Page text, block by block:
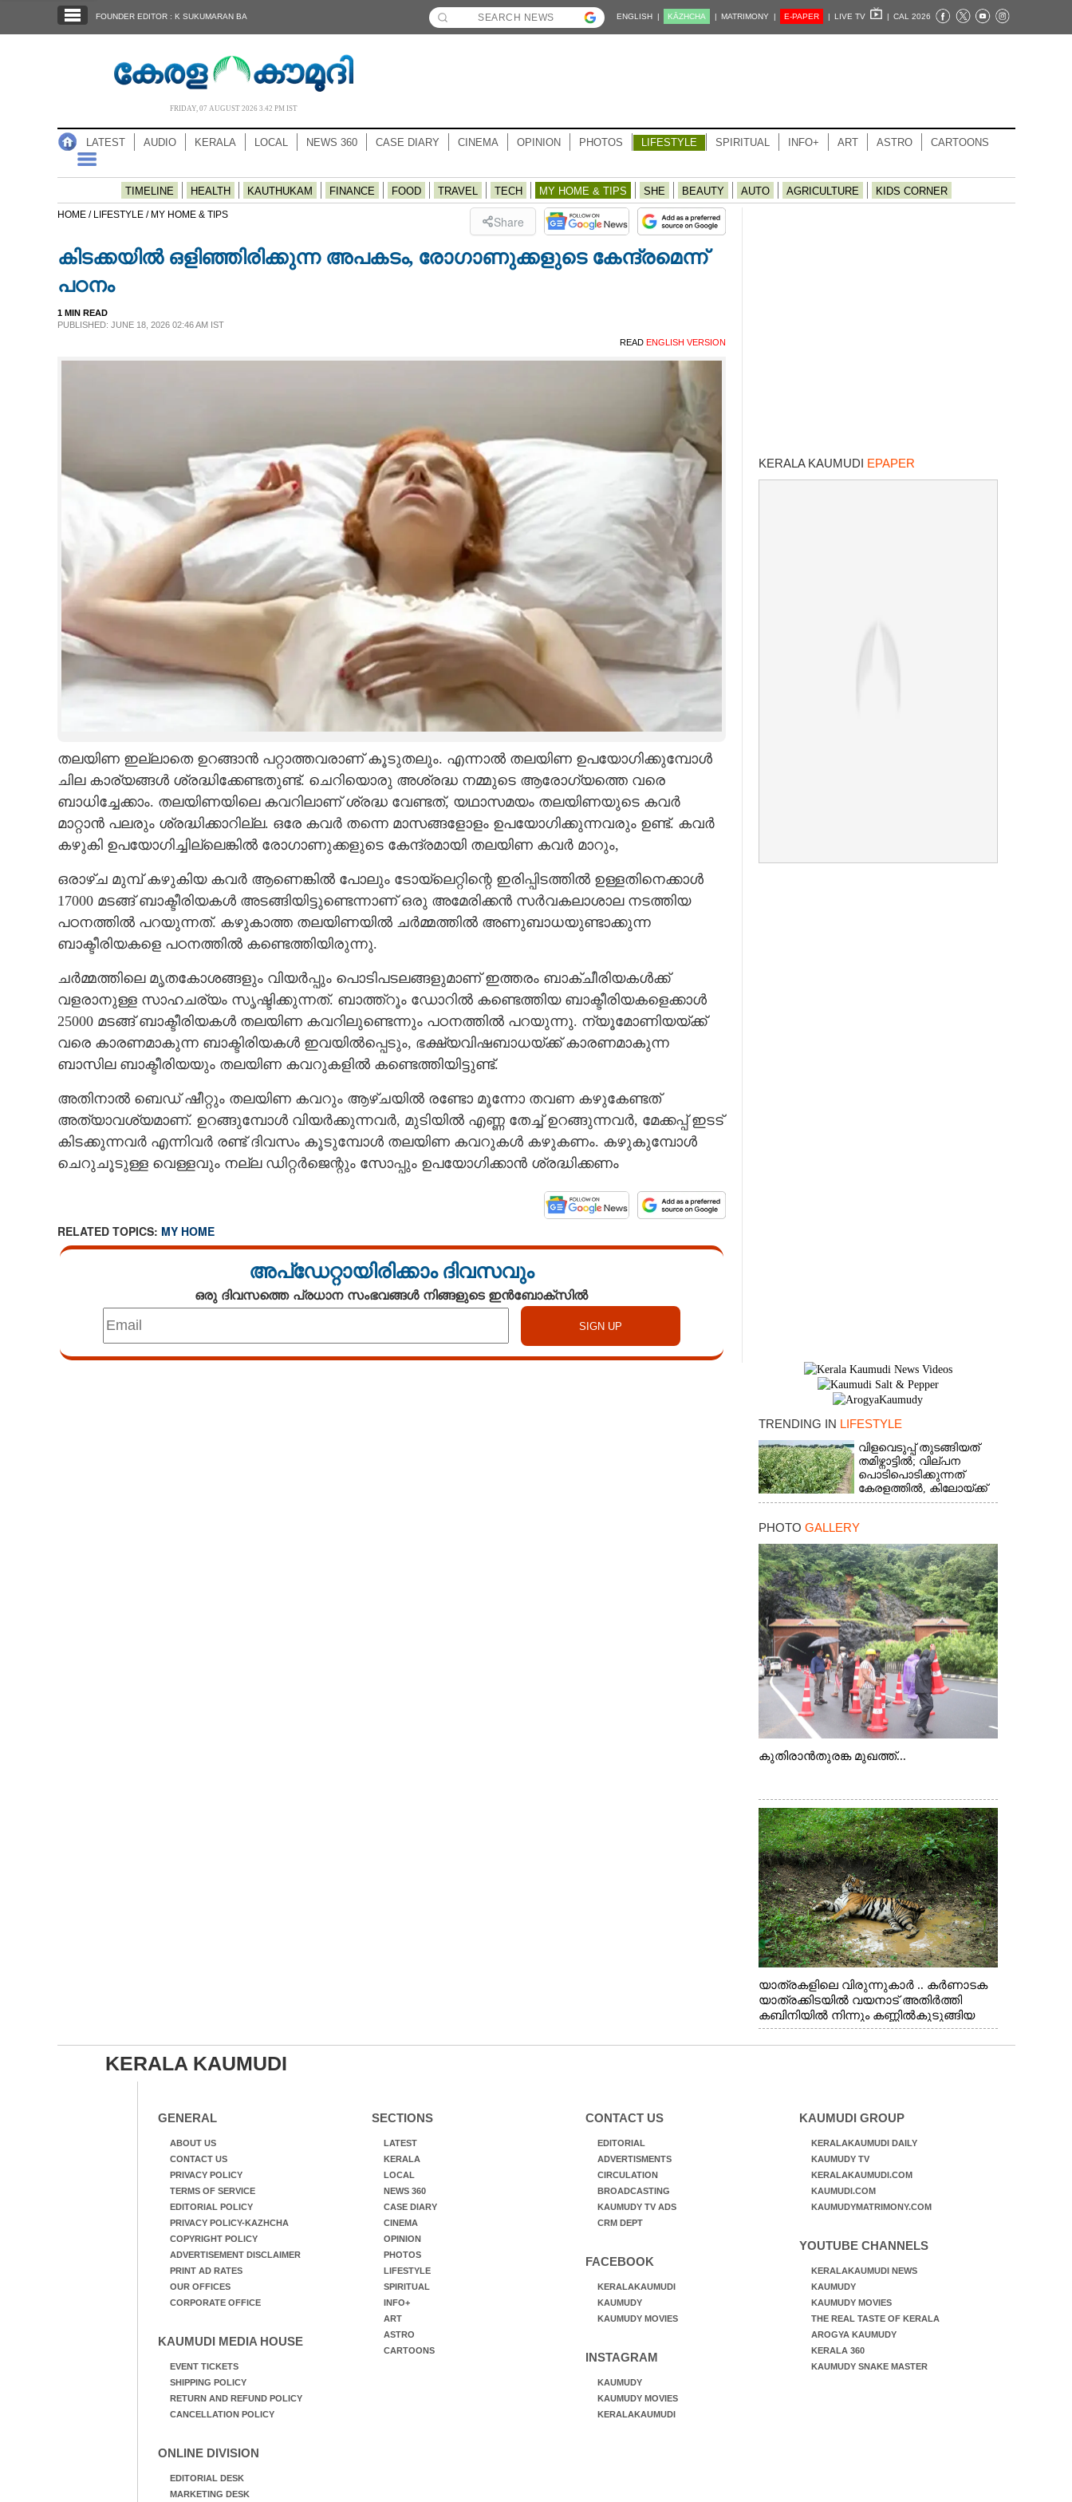
NOTIFIED NEWS
CASE DIARY
LITERATURE
CONTACT US
FOUNDER EDITOR : K SUKUMARAN BA ENGLISH | KĀZHCHA | MATRIMONY | E-PAPER | LIVE TV | CAL 2026
FRIDAY, 07 AUGUST 2026 3.42 PM IST
LATEST AUDIO KERALA LOCAL NEWS 360 CASE DIARY CINEMA OPINION PHOTOS LIFESTYLE SPIRITUAL INFO+ ART ASTRO CARTOONS
TIMELINE HEALTH KAUTHUKAM FINANCE FOOD TRAVEL TECH MY HOME & TIPS SHE BEAUTY AUTO AGRICULTURE KIDS CORNER
HOME / LIFESTYLE / MY HOME & TIPS Share
കിടക്കയിൽ ഒളിഞ്ഞിരിക്കുന്ന അപകടം,​ രോഗാണുക്കളുടെ കേന്ദ്രമെന്ന്
പഠനം
1 MIN READ
PUBLISHED: JUNE 18, 2026 02:46 AM IST
READ ENGLISH VERSION
തലയിണ ഇല്ലാതെ ഉറങ്ങാൻ പറ്റാത്തവരാണ് കൂടുതലും. എന്നാൽ തലയിണ ഉപയോഗിക്കുമ്പോൾ
ചില കാര്യങ്ങൾ ശ്രദ്ധിക്കേണ്ടതുണ്ട്. ചെറിയൊരു അശ്രദ്ധ നമ്മുടെ ആരോഗ്യത്തെ വരെ
ബാധിച്ചേക്കാം. തലയിണയിലെ കവറിലാണ് ശ്രദ്ധ വേണ്ടത്, യഥാസമയം തലയിണയുടെ കവർ
മാറ്റാൻ പലരും ശ്രദ്ധിക്കാറില്ല. ഒരേ കവർ തന്നെ മാസങ്ങളോളം ഉപയോഗിക്കുന്നവരും ഉണ്ട്. കവർ
കഴുകി ഉപയോഗിച്ചില്ലെങ്കിൽ രോഗാണുക്കളുടെ കേന്ദ്രമായി തലയിണ കവർ മാറും,
ഒരാഴ്ച മുമ്പ് കഴുകിയ കവർ ആണെങ്കിൽ പോലും ടോയ്‌ലെറ്റിന്റെ ഇരിപ്പിടത്തിൽ ഉള്ളതിനെക്കാൾ
17000 മടങ്ങ് ബാക്ടീരിയകൾ അടങ്ങിയിട്ടുണ്ടെന്നാണ് ഒരു അമേരിക്കൻ സർവകലാശാല നടത്തിയ
പഠനത്തിൽ പറയുന്നത്. കഴുകാത്ത തലയിണയിൽ ചർമ്മത്തിൽ അണുബാധയുണ്ടാക്കുന്ന
ബാക്ടീരിയകളെ പഠനത്തിൽ കണ്ടെത്തിയിരുന്നു.
ചർമ്മത്തിലെ മൃതകോശങ്ങളും വിയർപ്പും പൊടിപടലങ്ങളുമാണ് ഇത്തരം ബാക്ചീരിയകൾക്ക്
വളരാനുള്ള സാഹചര്യം സൃഷ്ടിക്കുന്നത്. ബാത്ത്റൂം ഡോറിൽ കണ്ടെത്തിയ ബാക്ടീരിയകളെക്കാൾ
25000 മടങ്ങ് ബാക്ടീരിയകൾ തലയിണ കവറിലുണ്ടെന്നും പഠനത്തിൽ പറയുന്നു. ന്യൂമോണിയയ്ക്ക്
വരെ കാരണമാകുന്ന ബാക്ടിരിയകൾ ഇവയിൽപ്പെടും, ഭക്ഷ്യവിഷബാധയ്ക്ക് കാരണമാകുന്ന
ബാസില ബാക്ടീരിയയും തലയിണ കവറുകളിൽ കണ്ടെത്തിയിട്ടുണ്ട്.
അതിനാൽ ബെഡ് ഷീറ്റും തലയിണ കവറും ആഴ്ചയിൽ രണ്ടോ മൂന്നോ തവണ കഴുകേണ്ടത്
അത്യാവശ്യമാണ്. ഉറങ്ങുമ്പോൾ വിയർക്കുന്നവർ, മുടിയിൽ എണ്ണ തേച്ച് ഉറങ്ങുന്നവർ, മേക്കപ്പ് ഇടട്
കിടക്കുന്നവർ എന്നിവർ രണ്ട് ദിവസം കൂടുമ്പോൾ തലയിണ കവറുകൾ കഴുകണം. കഴുകുമ്പോൾ
ചെറുചൂടുള്ള വെള്ളവും നല്ല ഡിറ്റർജെന്റും സോപ്പും ഉപയോഗിക്കാൻ ശ്രദ്ധിക്കണം
RELATED TOPICS: MY HOME
അപ്ഡേറ്റായിരിക്കാം ദിവസവും
ഒരു ദിവസത്തെ പ്രധാന സംഭവങ്ങൾ നിങ്ങളുടെ ഇൻബോക്സിൽ
KERALA KAUMUDI EPAPER
TRENDING IN LIFESTYLE
വിളവെടുപ്പ് തുടങ്ങിയത്
തമിഴ്നാട്ടിൽ; വില്പന
പൊടിപൊടിക്കുന്നത്
കേരളത്തിൽ, കിലോയ്ക്ക്
വില 80 രൂപ മുതൽ
PHOTO GALLERY
കുതിരാൻതുരങ്ക മുഖത്ത്...
യാത്രകളിലെ വിരുന്നുകാർ .. കർണാടക
യാത്രക്കിടയിൽ വയനാട് അതിർത്തി
കബിനിയിൽ നിന്നും കണ്ണിൽകുടുങ്ങിയ
കടുവ.
KERALA KAUMUDI
GENERAL
ABOUT US
CONTACT US
PRIVACY POLICY
TERMS OF SERVICE
EDITORIAL POLICY
PRIVACY POLICY-KAZHCHA
COPYRIGHT POLICY
ADVERTISEMENT DISCLAIMER
PRINT AD RATES
OUR OFFICES
CORPORATE OFFICE
KAUMUDI MEDIA HOUSE
EVENT TICKETS
SHIPPING POLICY
RETURN AND REFUND POLICY
CANCELLATION POLICY
ONLINE DIVISION
EDITORIAL DESK
MARKETING DESK
SECTIONS
LATEST
KERALA
LOCAL
NEWS 360
CASE DIARY
CINEMA
OPINION
PHOTOS
LIFESTYLE
SPIRITUAL
INFO+
ART
ASTRO
CARTOONS
CONTACT US
EDITORIAL
ADVERTISMENTS
CIRCULATION
BROADCASTING
KAUMUDY TV ADS
CRM DEPT
FACEBOOK
KERALAKAUMUDI
KAUMUDY
KAUMUDY MOVIES
INSTAGRAM
KAUMUDY
KAUMUDY MOVIES
KERALAKAUMUDI
KAUMUDI GROUP
KERALAKAUMUDI DAILY
KAUMUDY TV
KERALAKAUMUDI.COM
KAUMUDI.COM
KAUMUDYMATRIMONY.COM
YOUTUBE CHANNELS
KERALAKAUMUDI NEWS
KAUMUDY
KAUMUDY MOVIES
THE REAL TASTE OF KERALA
AROGYA KAUMUDY
KERALA 360
KAUMUDY SNAKE MASTER